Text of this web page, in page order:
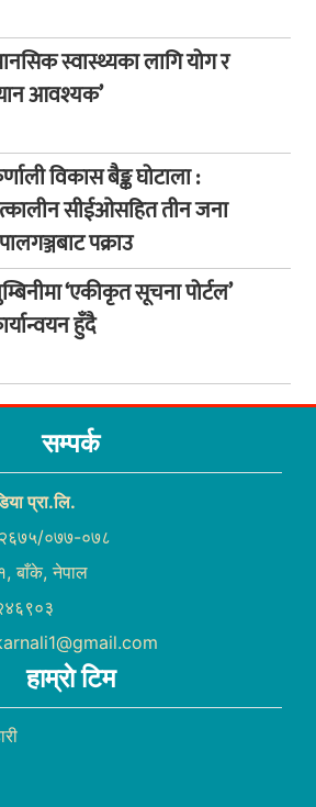
स्वास्थ्यका लागि योग र
आवश्यक’
विकास बैङ्क घोटाला :
सीईओसहित तीन जना
पक्राउ
‘एकीकृत सूचना पोर्टल’
हुँदै
सम्पर्क
प्रा.लि.
२६७५/०७७-०७८
बाँके, नेपाल
हाम्राे टिम